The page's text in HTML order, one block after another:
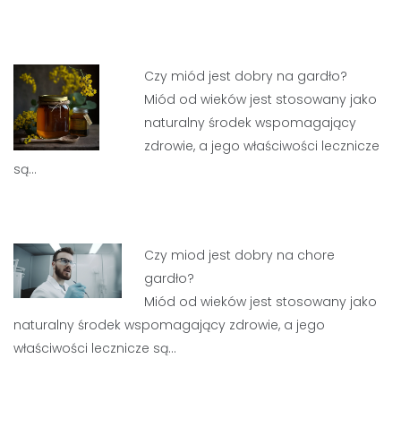
Czy miód jest dobry na gardło?
Miód od wieków jest stosowany jako
naturalny środek wspomagający
zdrowie, a jego właściwości lecznicze
są…
Czy miod jest dobry na chore
gardło?
Miód od wieków jest stosowany jako
naturalny środek wspomagający zdrowie, a jego
właściwości lecznicze są…